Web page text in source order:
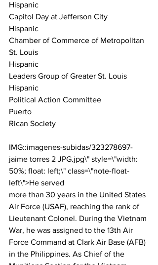
Hispanic
Capitol Day at Jefferson City
Hispanic
Chamber of Commerce of Metropolitan
St. Louis
Hispanic
Leaders Group of Greater St. Louis
Hispanic
Political Action Committee
Puerto
Rican Society
IMG::imagenes-subidas/323278697-
jaime torres 2 JPG.jpg\" style=\"width:
50%; float: left;\" class=\"note-float-
left\">He served
more than 30 years in the United States
Air Force (USAF), reaching the rank of
Lieutenant Colonel. During the Vietnam
War, he was assigned to the 13th Air
Force Command at Clark Air Base (AFB)
in the Philippines. As Chief of the